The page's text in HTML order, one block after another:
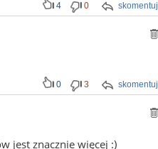
skomentuj
4 0
skomentuj
0 3
jest znacznie więcej :)